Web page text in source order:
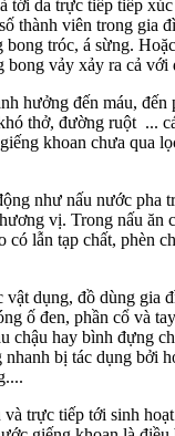
tới da trực tiếp tiếp
thành viên trong gia
tróc, á sừng.
bong vảy xảy ra cả với
hưởng đến máu,
thở, đường ruột ...
khoan chưa qua
như nấu nước pha
vị. Trong nấu ăn
có lẫn tạp chất, phèn
dụng, đồ dùng gia
ố đen, phần cổ và
chậu hay bình đựng
bị tác dụng bởi
trực tiếp tới sinh